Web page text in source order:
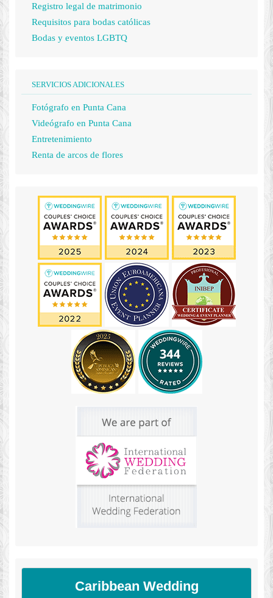
Registro legal de matrimonio
Requisitos para bodas católicas
Bodas y eventos LGBTQ
SERVICIOS ADICIONALES
Fotógrafo en Punta Cana
Videógrafo en Punta Cana
Entretenimiento
Renta de arcos de flores
Caribbean Wedding